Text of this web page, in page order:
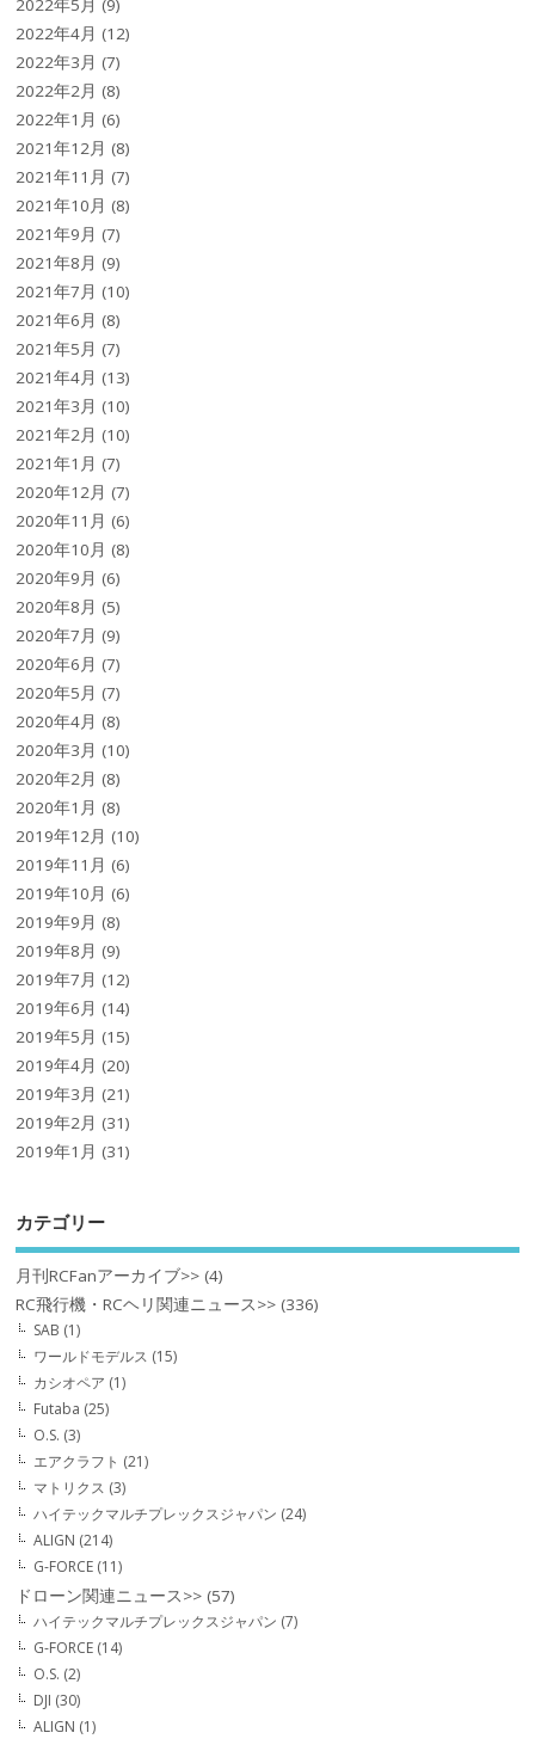
2022年5月 (9)
2022年4月 (12)
2022年3月 (7)
2022年2月 (8)
2022年1月 (6)
2021年12月 (8)
2021年11月 (7)
2021年10月 (8)
2021年9月 (7)
2021年8月 (9)
2021年7月 (10)
2021年6月 (8)
2021年5月 (7)
2021年4月 (13)
2021年3月 (10)
2021年2月 (10)
2021年1月 (7)
2020年12月 (7)
2020年11月 (6)
2020年10月 (8)
2020年9月 (6)
2020年8月 (5)
2020年7月 (9)
2020年6月 (7)
2020年5月 (7)
2020年4月 (8)
2020年3月 (10)
2020年2月 (8)
2020年1月 (8)
2019年12月 (10)
2019年11月 (6)
2019年10月 (6)
2019年9月 (8)
2019年8月 (9)
2019年7月 (12)
2019年6月 (14)
2019年5月 (15)
2019年4月 (20)
2019年3月 (21)
2019年2月 (31)
2019年1月 (31)
カテゴリー
月刊RCFanアーカイブ>> (4)
RC飛行機・RCヘリ関連ニュース>> (336)
SAB (1)
ワールドモデルス (15)
カシオペア (1)
Futaba (25)
O.S. (3)
エアクラフト (21)
マトリクス (3)
ハイテックマルチプレックスジャパン (24)
ALIGN (214)
G-FORCE (11)
ドローン関連ニュース>> (57)
ハイテックマルチプレックスジャパン (7)
G-FORCE (14)
O.S. (2)
DJI (30)
ALIGN (1)